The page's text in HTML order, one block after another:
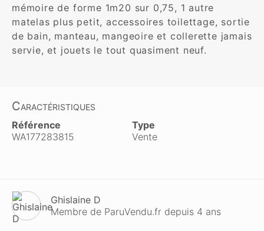
mémoire de forme 1m20 sur 0,75, 1 autre
matelas plus petit, accessoires toilettage, sortie
de bain, manteau, mangeoire et collerette jamais
servie, et jouets le tout quasiment neuf.
Caractéristiques
Référence
WA177283815
Type
Vente
Ghislaine D
Membre de ParuVendu.fr depuis 4 ans